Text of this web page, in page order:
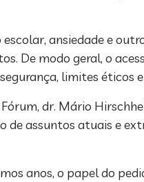
ansiedade e
De modo geral, o
limites éticos
dr. Mário
assuntos atuais e
anos, o papel do